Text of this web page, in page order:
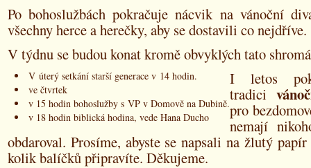
Po bohoslužbách pokračuje nácvik na vánoční
všechny herce a herečky, aby se dostavili co nejdříve.
V týdnu se budou konat kromě obvyklých tato
V úterý setkání starší generace v 14 hodin.
ve čtvrtek
v 15 hodin bohoslužby s VP v Domově na Dubině.
v 18 hodin biblická hodina, vede Hana Ducho
I letos
tradici
pro
nemají
obdaroval. Prosíme, abyste se napsali na žlutý papír
kolik balíčků připravíte. Děkujeme.